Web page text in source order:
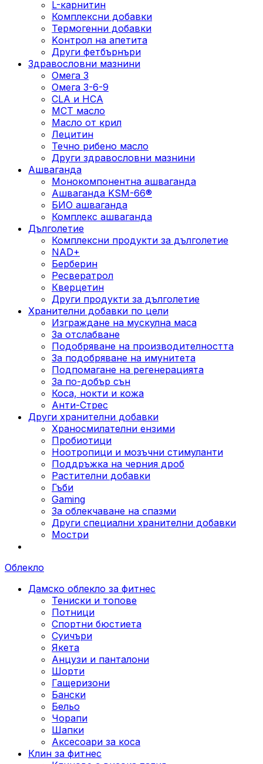
L-карнитин
Комплексни добавки
Термогенни добавки
Kонтрол на апетита
Други фетбърнъри
Здравословни мазнини
Омега 3
Омега 3-6-9
CLA и HCA
МСТ масло
Масло от крил
Лецитин
Течно рибено масло
Други здравословни мазнини
Ашваганда
Монокомпонентна ашваганда
Ашваганда KSM-66®
БИО ашваганда
Комплекс ашваганда
Дълголетие
Комплексни продукти за дълголетие
NAD+
Берберин
Ресвератрол
Кверцетин
Други продукти за дълголетие
Хранителни добавки по цели
Изграждане на мускулна маса
За отслабване
Подобряване на производителността
За подобряване на имунитета
Подпомагане на регенерацията
За по-добър сън
Коса, нокти и кожа
Анти-Стрес
Други хранителни добавки
Храносмилателни ензими
Пробиотици
Ноотропици и мозъчни стимуланти
Поддръжка на черния дроб
Растителни добавки
Гъби
Gaming
За облекчаване на спазми
Други специални хранителни добавки
Мостри
Облекло
Дамско облекло за фитнес
Тениски и топове
Потници
Спортни бюстиета
Суичъри
Якета
Aнцузи и панталони
Шорти
Гащеризони
Бански
Бельо
Чорапи
Шапки
Аксесоари за коса
Клин за фитнес